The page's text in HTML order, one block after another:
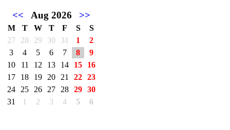
<< Aug 2026 >>
M T W T F S
S
27
28 29 30 31 1
2
3
4 5 6 7 8
9
10
11 12 13 14 15
16
17
18 19 20 21 22 23
24
25 26 27 28 29 30
31
1 2 3 4 5 6